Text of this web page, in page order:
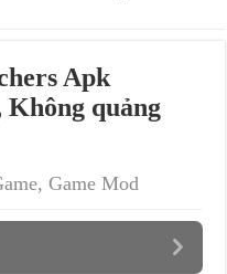
Apk
Không quảng
,Game Mod